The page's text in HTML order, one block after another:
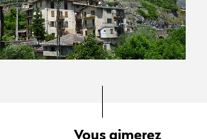
Vous aimerez